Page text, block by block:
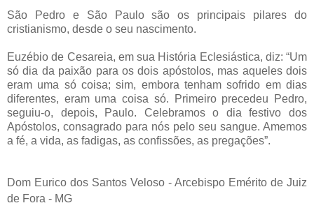
São Pedro e São Paulo são os principais pilares do
cristianismo, desde o seu nascimento.
Euzébio de Cesareia, em sua História Eclesiástica, diz: “Um
só dia da paixão para os dois apóstolos, mas aqueles dois
eram uma só coisa; sim, embora tenham sofrido em dias
diferentes, eram uma coisa só. Primeiro precedeu Pedro,
seguiu-o, depois, Paulo. Celebramos o dia festivo dos
Apóstolos, consagrado para nós pelo seu sangue. Amemos
a fé, a vida, as fadigas, as confissões, as pregações”.
Dom Eurico dos Santos Veloso - Arcebispo Emérito de Juiz
de Fora - MG